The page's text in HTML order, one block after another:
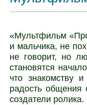
«Мультфильм
и мальчика, не
не говорит, но
становятся
что знакомству
радость общения
создатели ролика.